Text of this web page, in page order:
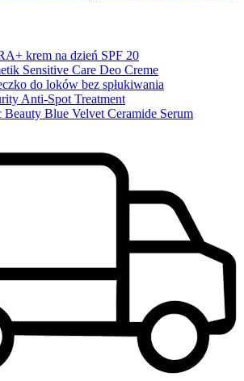
krem na dzień SPF 20
Sensitive Care Deo Creme
do loków bez spłukiwania
Anti-Spot Treatment
Blue Velvet Ceramide Serum